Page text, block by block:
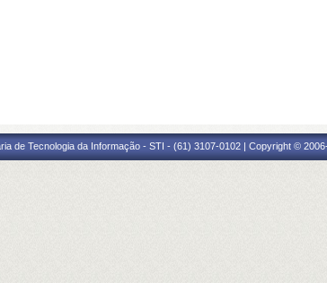
de Tecnologia da Informação - STI - (61) 3107-0102 | Copyright ©